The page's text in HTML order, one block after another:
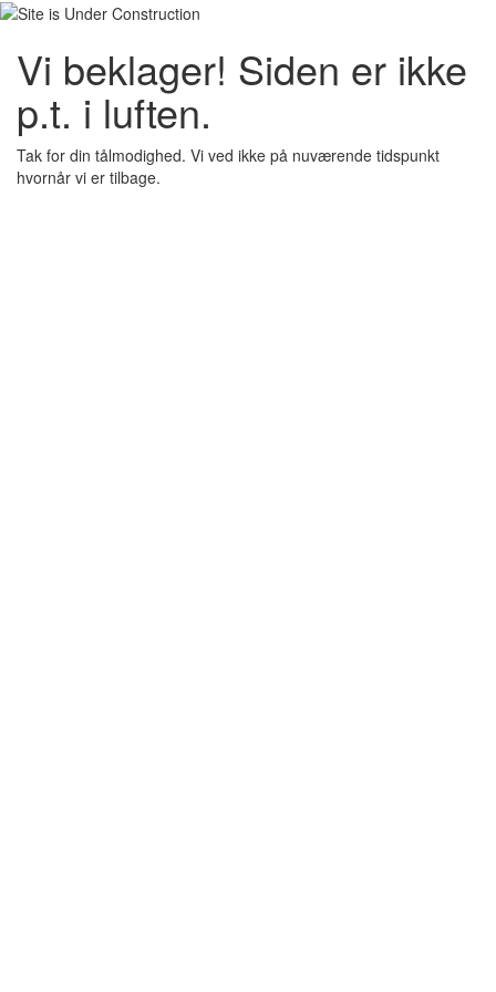
Vi beklager! Siden er ikke
p.t. i luften.
Tak for din tålmodighed. Vi ved ikke på nuværende tidspunkt
hvornår vi er tilbage.